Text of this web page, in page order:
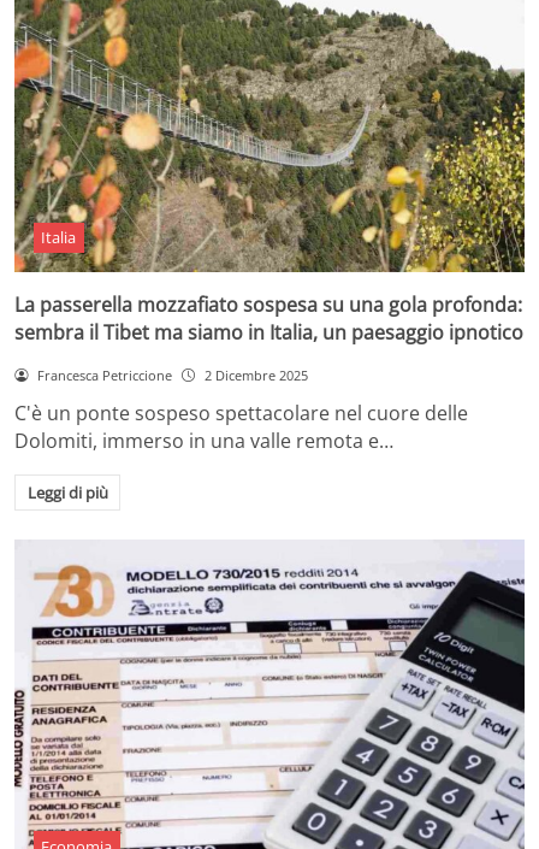
Italia
La passerella mozzafiato sospesa su una gola profonda:
sembra il Tibet ma siamo in Italia, un paesaggio ipnotico
Francesca Petriccione 2 Dicembre 2025
C'è un ponte sospeso spettacolare nel cuore delle
Dolomiti, immerso in una valle remota e…
Leggi di più